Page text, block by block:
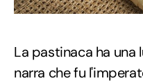
La pastinaca ha una
narra che fu